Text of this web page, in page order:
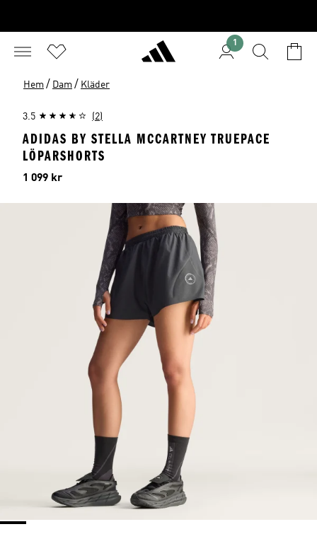
1
Hem / Dam / Kläder
3.5 (2)
ADIDAS BY STELLA MCCARTNEY TRUEPACE
LÖPARSHORTS
Pris
1 099 kr